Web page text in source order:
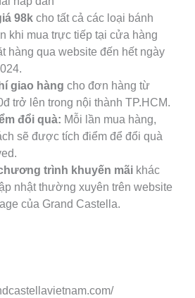
98k cho tất cả các loại bánh
khi mua trực tiếp tại cửa hàng
hàng qua website đến hết ngày
giao hàng cho đơn hàng từ
trở lên trong nội thành TP.HCM.
đổi quà: Mỗi lần mua hàng,
sẽ được tích điểm để đổi quà
trình khuyến mãi khác
nhật thường xuyên trên website
của Grand Castella.